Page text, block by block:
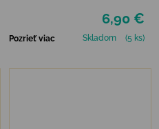
6,90 €
Pozrieť viac Skladom (5 ks)